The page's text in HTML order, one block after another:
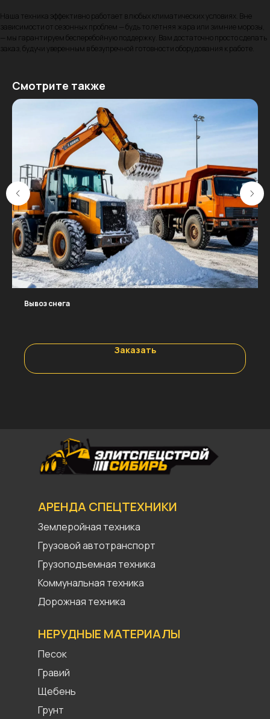
Наша техника эффективно работает в любых климатических условиях. Вне
зависимости от сезонных проблем — будь то летняя жара или зимние морозы,
— мы гарантируем бесперебойную поддержку. Вам достаточно просто сделать
заказ, будучи уверенным в безупречной готовности оборудования к работе.
Смотрите также
Вывоз снега
Заказать
НЕРУДНЫЕ МАТЕРИАЛЫ
Грунт
Щебень
Гравий
Песок
АРЕНДА СПЕЦТЕХНИКИ
Дорожная техника
Коммунальная техника
Грузоподъемная техника
Грузовой автотранспорт
Землеройная техника